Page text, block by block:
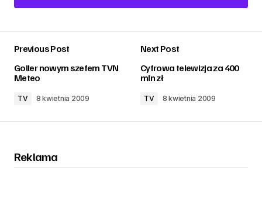
Add a comment
Previous Post
Goller nowym szefem TVN
Meteo
TV 8 kwietnia 2009
Next Post
Cyfrowa telewizja za 400
mln zł
TV 8 kwietnia 2009
Reklama